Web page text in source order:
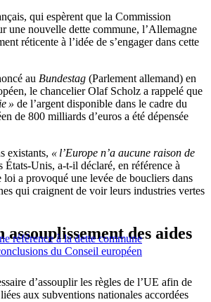
qui espèrent que la Commission
une nouvelle dette commune, l’Allemagne
réticente à l’idée de s’engager dans cette
au Bundestag (Parlement allemand) en
le chancelier Olaf Scholz a rappelé que
» de l’argent disponible dans le cadre du
de 800 milliards d’euros a été dépensée
existants, « l’Europe n’a aucune raison de
États-Unis, a-t-il déclaré, en référence à
a provoqué une levée de boucliers dans
qui craignent de voir leurs industries vertes
référence à la dette commune
du Conseil européen
des aides
d’assouplir les règles de l’UE afin de
aux subventions nationales accordées